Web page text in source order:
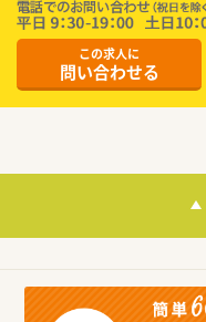
この求人に
問い合わせる